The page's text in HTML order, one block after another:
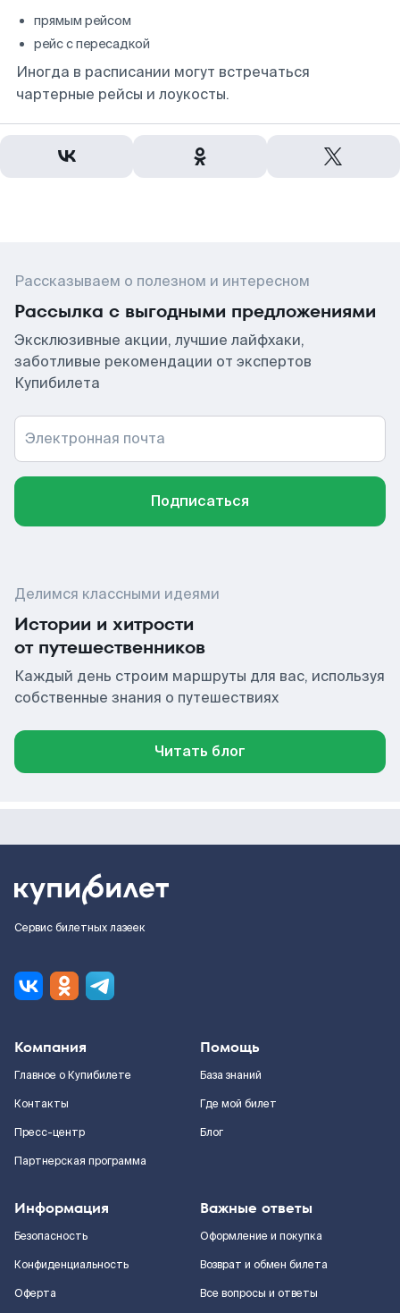
прямым рейсом
рейс с пересадкой
Иногда в расписании могут встречаться
чартерные рейсы и лоукосты.
Рассказываем о полезном и интересном
Рассылка с выгодными предложениями
Эксклюзивные акции, лучшие лайфхаки,
заботливые рекомендации от экспертов
Купибилета
Электронная почта
Подписаться
Делимся классными идеями
Истории и хитрости
от путешественников
Каждый день строим маршруты для вас, используя
собственные знания о путешествиях
Читать блог
Сервис билетных лазеек
Компания
Главное о Купибилете
Контакты
Пресс-центр
Партнерская программа
Помощь
База знаний
Где мой билет
Блог
Информация
Безопасность
Конфиденциальность
Оферта
Важные ответы
Оформление и покупка
Возврат и обмен билета
Все вопросы и ответы